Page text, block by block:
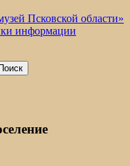
Псковской области»
информации